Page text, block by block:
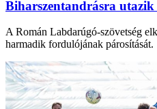
Biharszentandrásra
A Román Labdarúgó-szövetség
harmadik fordulójának párosítását.